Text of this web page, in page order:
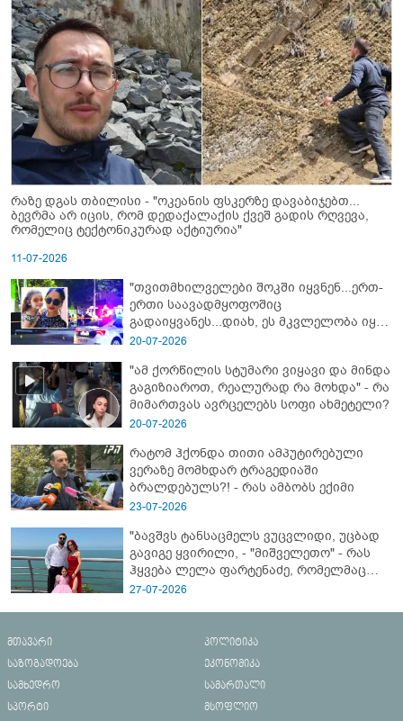
რაზე დგას თბილისი - "ოკეანის ფსკერზე დავაბიჯებთ...
ბევრმა არ იცის, რომ დედაქალაქის ქვეშ გადის რღვევა,
რომელიც ტექტონიკურად აქტიურია"
11-07-2026
"თვითმხილველები შოკში იყვნენ...ერთ-
ერთი საავადმყოფოშიც
გადაიყვანეს...დიახ, ეს მკვლელობა იყო"
- გორში დატრიალებული ტრაგედიის
20-07-2026
"ამ ქორწილის სტუმარი ვიყავი და მინდა
გაგიზიაროთ, რეალურად რა მოხდა" - რა
მიმართვას ავრცელებს სოფი ახმეტელი?
20-07-2026
რატომ ჰქონდა თითი ამპუტირებული
ვერაზე მომხდარ ტრაგედიაში
ბრალდებულს?! - რას ამბობს ექიმი
23-07-2026
"ბავშვს ტანსაცმელს ვუცვლიდი, უცბად
გავიგე ყვირილი, - "მიშველეთო" - რას
ჰყვება ლელა ფარტენაძე, რომელმაც
ბათუმში 16 წლის ბიჭი ზღვაში
27-07-2026
მთავარი
პოლიტიკა
საზოგადოება
ეკონომიკა
სამხედრო
სამართალი
სპორტი
მსოფლიო